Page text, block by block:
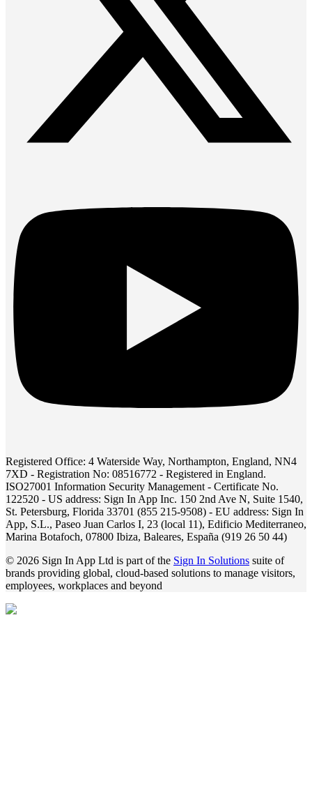
Registered Office: 4 Waterside Way, Northampton, England, NN4
7XD - Registration No: 08516772 - Registered in England.
ISO27001 Information Security Management - Certificate No.
122520 - US address: Sign In App Inc. 150 2nd Ave N, Suite 1540,
St. Petersburg, Florida 33701 (855 215-9508) - EU address: Sign In
App, S.L., Paseo Juan Carlos I, 23 (local 11), Edificio Mediterraneo,
Marina Botafoch, 07800 Ibiza, Baleares, España (919 26 50 44)
© 2026 Sign In App Ltd is part of the Sign In Solutions suite of
brands providing global, cloud-based solutions to manage visitors,
employees, workplaces and beyond